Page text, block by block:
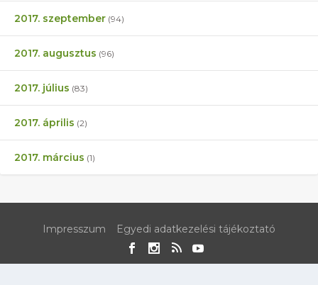
2017. szeptember (94)
2017. augusztus (96)
2017. július (83)
2017. április (2)
2017. március (1)
Impresszum Egyedi adatkezelési tájékoztató